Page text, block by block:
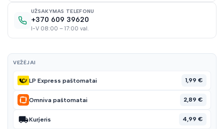
UŽSAKYMAS TELEFONU
+370 609 39620
I-V 08:00 – 17:00 val.
VEŽĖJAI
LP Express paštomatai 1,99 €
Omniva paštomatai 2,89 €
Kurjeris 4,99 €